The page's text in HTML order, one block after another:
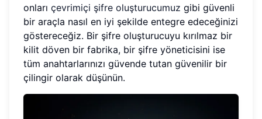
onları çevrimiçi şifre oluşturucumuz gibi güvenli
bir araçla nasıl en iyi şekilde entegre edeceğinizi
göstereceğiz. Bir şifre oluşturucuyu kırılmaz bir
kilit döven bir fabrika, bir şifre yöneticisini ise
tüm anahtarlarınızı güvende tutan güvenilir bir
çilingir olarak düşünün.